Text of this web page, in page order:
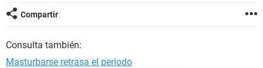
Compartir
Consulta también:
Masturbarse retrasa el periodo